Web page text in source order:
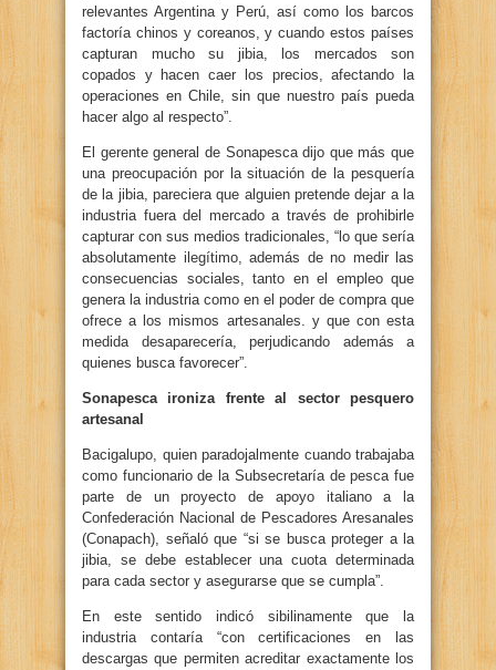
relevantes Argentina y Perú, así como los barcos
factoría chinos y coreanos, y cuando estos países
capturan mucho su jibia, los mercados son
copados y hacen caer los precios, afectando la
operaciones en Chile, sin que nuestro país pueda
hacer algo al respecto”.
El gerente general de Sonapesca dijo que más que
una preocupación por la situación de la pesquería
de la jibia, pareciera que alguien pretende dejar a la
industria fuera del mercado a través de prohibirle
capturar con sus medios tradicionales, “lo que sería
absolutamente ilegítimo, además de no medir las
consecuencias sociales, tanto en el empleo que
genera la industria como en el poder de compra que
ofrece a los mismos artesanales. y que con esta
medida desaparecería, perjudicando además a
quienes busca favorecer”.
Sonapesca ironiza frente al sector pesquero
artesanal
Bacigalupo, quien paradojalmente cuando trabajaba
como funcionario de la Subsecretaría de pesca fue
parte de un proyecto de apoyo italiano a la
Confederación Nacional de Pescadores Aresanales
(Conapach), señaló que “si se busca proteger a la
jibia, se debe establecer una cuota determinada
para cada sector y asegurarse que se cumpla”.
En este sentido indicó sibilinamente que la
industria contaría “con certificaciones en las
descargas que permiten acreditar exactamente los